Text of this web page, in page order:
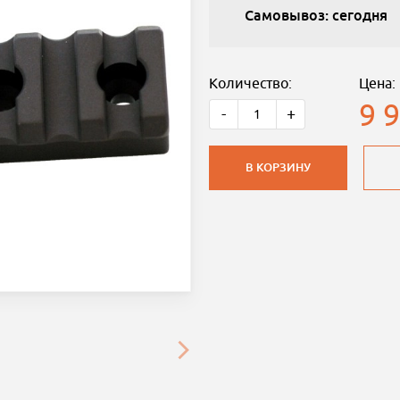
Самовывоз: сегодня
Количество:
- +
Цена:
9
В КОРЗИНУ